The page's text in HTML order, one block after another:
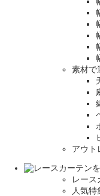
素材で
アウト
レース
人気特